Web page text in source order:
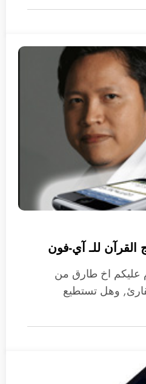
القرآن للـ آي-فون
عليكم اخ طارق من
وهل تستطيع